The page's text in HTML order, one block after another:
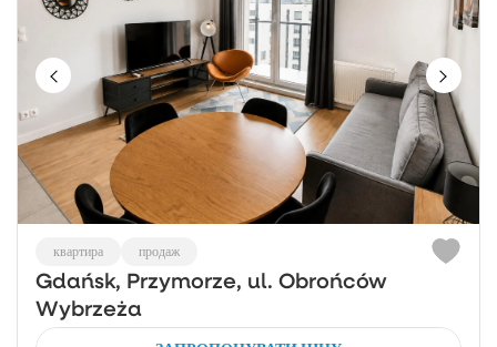
квартира продаж
Gdańsk, Przymorze, ul. Obrońców
Wybrzeża